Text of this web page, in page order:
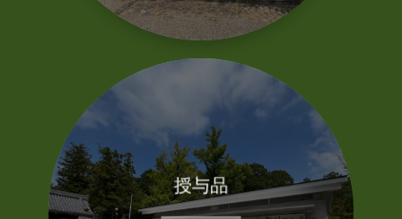
授与品
様々な授与品をお頒けしております